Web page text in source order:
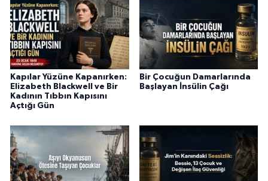
Kapılar Yüzüne Kapanırken:
Elizabeth Blackwell ve Bir
Kadının Tıbbın Kapısını
Açtığı Gün
Bir Çocuğun Damarlarında
Başlayan İnsülin Çağı